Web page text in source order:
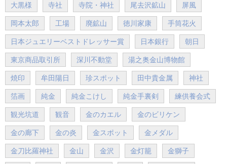
大黒様 寺社 寺院・神社 尾去沢鉱山 屏風
岡本太郎 工場 廃鉱山 徳川家康 手筒花火
日本ジュエリーベストドレッサー賞 日本銀行 朝日
東京商品取引所 深川不動堂 湯之奥金山博物館
焼印 牟田陽日 珍スポット 田中貴金属 神社
箔画 純金 純金こけし 純金手裏剣 練供養会式
観光坑道 観音 金のカエル 金のビリケン
金の廊下 金の炎 金スポット 金メダル
金刀比羅神社 金山 金沢 金灯籠 金獅子